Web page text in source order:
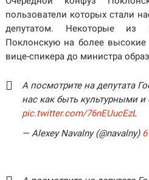
пользователи которых стали
депутатом. Некоторые из
Поклонскую на более
вице-спикера до министра
А посмотрите на депутата
нас как быть культурными
pic.twitter.com/76nEUucEzL
— Alexey Navalny (@navalny)